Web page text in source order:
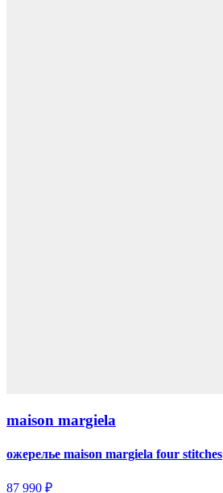
maison margiela
ожерелье maison margiela four stitches
87 990 ₽